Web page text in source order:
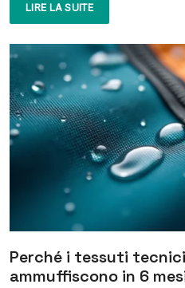
LIRE LA SUITE
Perché i tessuti
ammuffiscono in 6